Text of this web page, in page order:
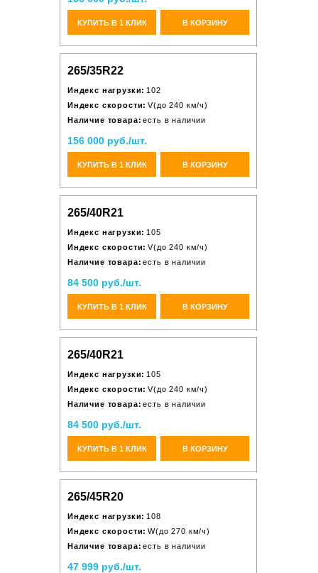
КУПИТЬ В 1 КЛИК В КОРЗИНУ
265/35R22
Индекс нагрузки: 102
Индекс скорости: V(до 240 км/ч)
Наличие товара: есть в наличии
156 000 руб./шт.
КУПИТЬ В 1 КЛИК В КОРЗИНУ
265/40R21
Индекс нагрузки: 105
Индекс скорости: V(до 240 км/ч)
Наличие товара: есть в наличии
84 500 руб./шт.
КУПИТЬ В 1 КЛИК В КОРЗИНУ
265/40R21
Индекс нагрузки: 105
Индекс скорости: V(до 240 км/ч)
Наличие товара: есть в наличии
84 500 руб./шт.
КУПИТЬ В 1 КЛИК В КОРЗИНУ
265/45R20
Индекс нагрузки: 108
Индекс скорости: W(до 270 км/ч)
Наличие товара: есть в наличии
47 999 руб./шт.